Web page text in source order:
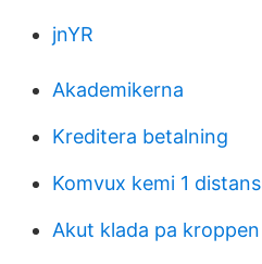
jnYR
Akademikerna
Kreditera betalning
Komvux kemi 1 distans
Akut klada pa kroppen